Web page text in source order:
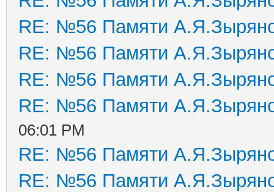
RE: №56 Памяти
RE: №56 Памяти
RE: №56 Памяти
RE: №56 Памяти
06:01 PM
RE: №56 Памяти
RE: №56 Памяти